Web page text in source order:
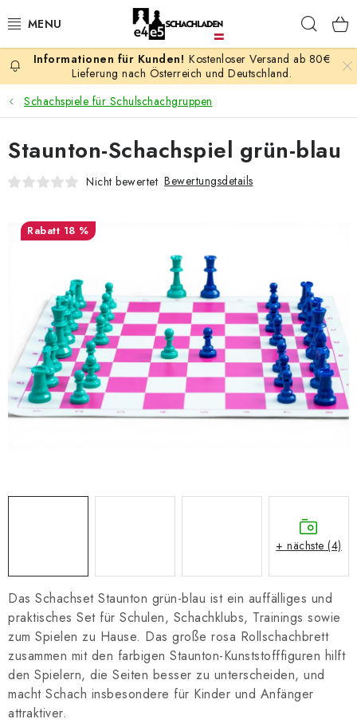
Inhalt
AKTION
SCHACHSPIELE
SCHACHFIGUREN
SCHACHBRETTER
SCHACHUHREN
SCHACHBÜCHER
SCHACH-ANTIQUITÄTENLADEN
SCHACH ONLINE
SCHACH-MERCH
Geschäftsbedingungen
Kostenloser Versand ab 80€
Lieferung nach Österreich und Deutschland.
Schachspiele für Schulschachgruppen
Das Schachset Staunton grün-blau ist ein auffälliges und
praktisches Set für Schulen, Schachklubs, Trainings sowie
zum Spielen zu Hause. Das große rosa Rollschachbrett
zusammen mit den farbigen Staunton-Kunststofffiguren hilft
den Spielern, die Seiten besser zu unterscheiden, und
macht Schach insbesondere für Kinder und Anfänger
attraktiver.
Staunton-Schachspiel grün-blau
Nicht bewertet Bewertungsdetails
18 %
+ nächste (4)